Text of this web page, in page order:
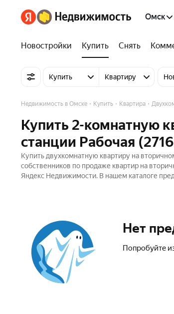
Омск
Новостройки Купить Снять
Купить Квартиру
Недвижимость в Омске Купить Квартира
Купить 2-комнатную
станции Рабочая
Купить двухкомнатную квартиру на
собственников по продаже квартир на
Яндекс Недвижимости. В нашем каталоге
Нет
Попробуйте